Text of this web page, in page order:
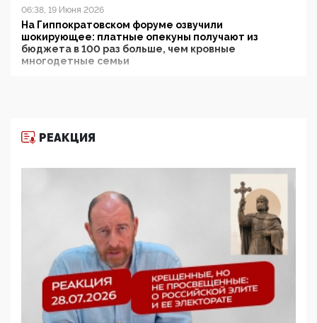
06:38, 19 Июня 2026
На Гиппократовском форуме озвучили
шокирующее: платные опекуны получают из
бюджета в 100 раз больше, чем кровные
многодетные семьи
11:53, 09 Июня 2026
деятельность ИИТО ЮНЕСКО в России, но
цифроглобалисты продолжают определять
повестку в образовании
09:43, 01 Июня 2026
5G за счет здоровья граждан: Минцифры намерено
отобрать у регионов и муниципалитетов право
защищать жилые дома и социальные объекты от
05:58, 26 Мая 2026
Роскомнадзор освободили от борца с
деструктивным и опасным контентом
РЕАКЦИЯ